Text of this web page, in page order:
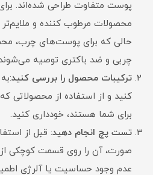
پوست متفاوت طراحی شده‌اند.
محصولات مرطوب کننده و
حالی که برای پوست‌های چرب،
چربی و ضد باکتری توصیه
ترکیبات محصول را بررسی کنید
کنید و از استفاده از محصولاتی
برای شما هستند، خودداری کنید.
تست پچ انجام دهید: قبل از
صورت، آن را روی قسمت کوچکی
عدم وجود حساسیت یا آلرژی